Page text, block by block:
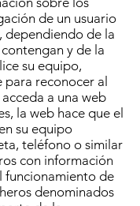
de un usuario
dependiendo de la
y de la
su equipo,
reconocer al
a una web
la web hace que el
su equipo
teléfono o similar
con información
funcionamiento de
denominados